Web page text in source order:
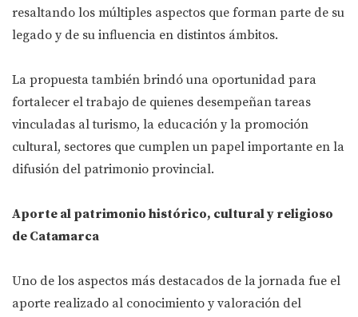
resaltando los múltiples aspectos que forman parte de su
legado y de su influencia en distintos ámbitos.
La propuesta también brindó una oportunidad para
fortalecer el trabajo de quienes desempeñan tareas
vinculadas al turismo, la educación y la promoción
cultural, sectores que cumplen un papel importante en la
difusión del patrimonio provincial.
Aporte al patrimonio histórico, cultural y religioso
de Catamarca
Uno de los aspectos más destacados de la jornada fue el
aporte realizado al conocimiento y valoración del